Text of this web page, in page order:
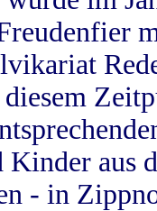
Kinder aus
- in